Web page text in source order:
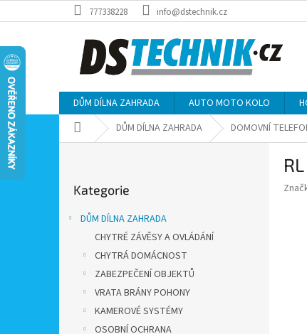
na
777338228 info@dstechnik.cz
DŮM DÍLNA ZAHRADA AUTO MOTO KOLO
Domů DŮM DÍLNA ZAHRADA DOMOVNÍ
kategorie
Kategorie
DŮM DÍLNA ZAHRADA
CHYTRÉ ZÁVĚSY A OVLÁDÁNÍ
CHYTRÁ DOMÁCNOST
ZABEZPEČENÍ OBJEKTŮ
VRATA BRÁNY POHONY
KAMEROVÉ SYSTÉMY
OSOBNÍ OCHRANA